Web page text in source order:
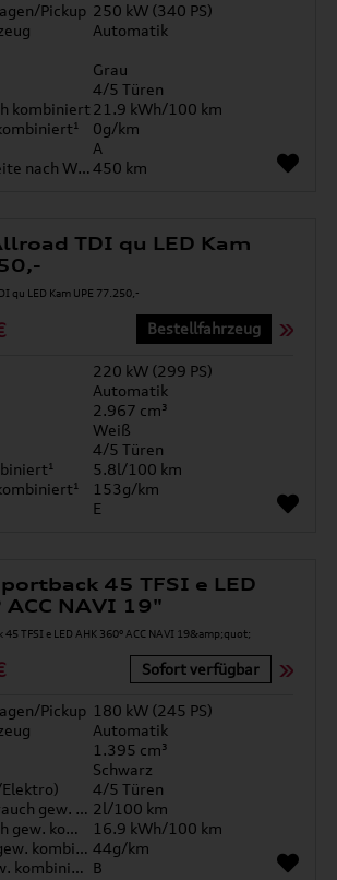
Pickup 250 kW (340 PS)
Automatik
Grau
4/5 Türen
kombiniert21.9 kWh/100 km
0g/km
A
Elektr. Reichweite nach WLTP*450 km
TDI qu LED Kam
Bestellfahrzeug
220 kW (299 PS)
Automatik
2.967 cm³
Weiß
4/5 Türen
5.8l/100 km
153g/km
E
45 TFSI e LED
ACC NAVI 19"
Sofort verfügbar
Pickup 180 kW (245 PS)
Automatik
1.395 cm³
Schwarz
4/5 Türen
Kraftstoffverbrauch gew. kombiniert 2l/100 km
Stromverbrauch gew. kombiniert
16.9 kWh/100 km
CO2-Emission gew. kombiniert 44g/km
CO2-Klasse gew. kombiniert B